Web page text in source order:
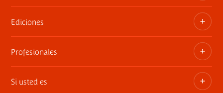
Dosieres, comunicados de prensa, anuncios de
exposiciones
Ediciones
Las publicaciones del museo
Profesionales
Privatiza los espacios
Si usted es